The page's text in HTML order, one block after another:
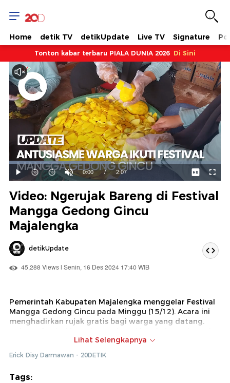
Home detik TV detikUpdate Live TV Signature
Tonton kabar terbaru PIALA DUNIA 2026 Di Sini
Mainkan
Suara
Hidup
Waktu
ini
0:00 / Durasi
2:07
Dimuat:
47.98%
Video: Ngerujak Bareng di Festival
Mangga Gedong Gincu
Majalengka
detikUpdate
45,288 Views | Senin, 16 Des 2024 17:40 WIB
Pemerintah Kabupaten Majalengka menggelar Festival
Mangga Gedong Gincu pada Minggu (15/12). Acara ini
menghadirkan rujak gratis bagi warga yang datang.
meningkatkan produktivitas mangga gedong gincu.
Pasalnya, mangga gedong gincu akan digenjot
produktivitasnya untuk ekspor ke Jepang.
Lihat Selengkapnya
Erick Disy Darmawan - 20DETIK
Tags: